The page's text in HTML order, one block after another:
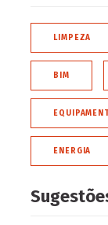
LIMPEZA
BIM
ENERGIA